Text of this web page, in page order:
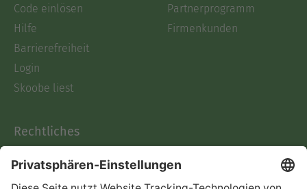
Code einlösen
Hilfe
Barrierefreiheit
Login
Skoobe liest
Partnerprogramm
Firmenkunden
Rechtliches
AGB